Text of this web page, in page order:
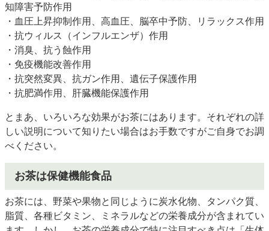
知障害予防作用
・血圧上昇抑制作用、高血圧、脳卒中予防、リラックス作用
・抗ウィルス（インフルエンザ）作用
・消臭、抗う蝕作用
・免疫機能改善作用
・抗突然変異、抗ガン作用、遺伝子保護作用
・抗肥満作用、肝臓機能保護作用
とまあ、いろいろな効果がお茶にはあります。それぞれの詳
しい説明について知りたい場合はお手数ですがご自身でお調
べください。
お茶は保健機能食品
お茶には、野菜や果物と同じように炭水化物、タンパク質、
脂質、各種ビタミン、ミネラルなどの栄養成分が含まれてい